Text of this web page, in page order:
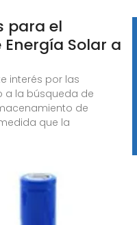
para el
Solar a
interés por las
a la búsqueda de
de
que la